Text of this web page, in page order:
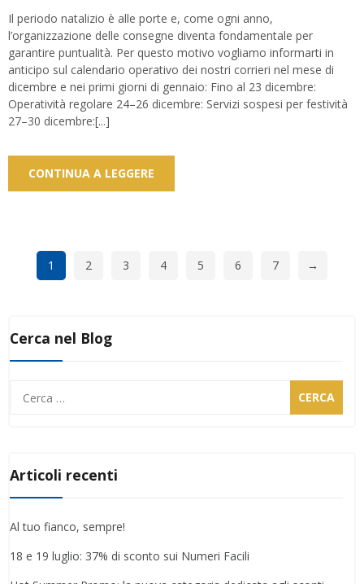
Il periodo natalizio è alle porte e, come ogni anno,
l’organizzazione delle consegne diventa fondamentale per
garantire puntualità. Per questo motivo vogliamo informarti in
anticipo sul calendario operativo dei nostri corrieri nel mese di
dicembre e nei primi giorni di gennaio: Fino al 23 dicembre:
Operatività regolare 24–26 dicembre: Servizi sospesi per festività
27–30 dicembre:[...]
CONTINUA A LEGGERE
1 2 3 4 5 6 7 →
Cerca nel Blog
Articoli recenti
Al tuo fianco, sempre!
18 e 19 luglio: 37% di sconto sui Numeri Facili